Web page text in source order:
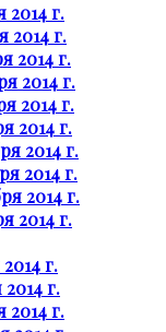
2014 г.
2014 г.
2014 г.
2014 г.
2014 г.
2014 г.
2014 г.
2014 г.
2014 г.
2014 г.
г.
г.
2014 г.